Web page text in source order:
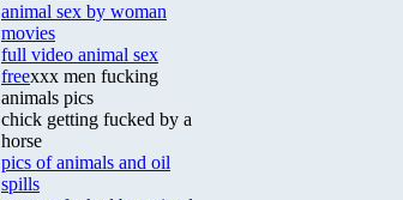
animal sex by woman
movies
full video animal sex
freexxx men fucking
animals pics
chick getting fucked by a
horse
pics of animals and oil
spills